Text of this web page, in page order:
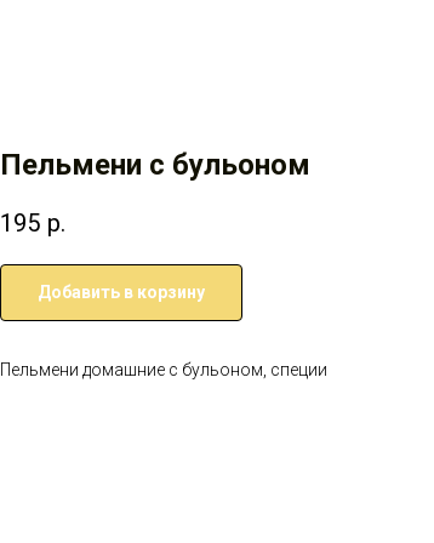
Пельмени с бульоном
195 р.
Добавить в корзину
Пельмени домашние с бульоном, специи